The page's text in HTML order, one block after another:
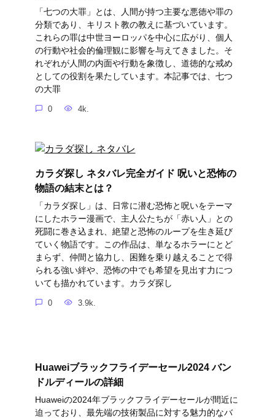
「七つの大罪」とは、人間が持つ主要な悪徳や罪の
分類であり、キリスト教の教えに基づいています。
これらの罪は中世ヨーロッパを中心に広がり、個人
の行動や社会的倫理観に影響を与えてきました。そ
れぞれが人間の内面や行動を象徴し、道徳的な戒め
としての役割を果たしています。本記事では、七つ
の大罪
0 4k.
カラダ探し ネタバレ完全ガイド 呪いと恐怖の
物語の結末とは？
「カラダ探し」は、日常に潜む恐怖と呪いをテーマ
にしたホラー漫画で、主人公たちが「赤い人」との
死闘に巻き込まれ、絶望と恐怖のループを生き延び
ていく物語です。この作品は、単なるホラーにとど
まらず、仲間と協力し、困難を乗り越えることで得
られる強い絆や、恐怖の中でも希望を見出す力につ
いても描かれています。カラダ探し
0 3.9k.
Huaweiブラックフライデーセール2024 バン
ドルディールの詳細
Huaweiの2024年ブラックフライデーセールが間近に
迫っており、最先端の技術製品に対する魅力的なバ